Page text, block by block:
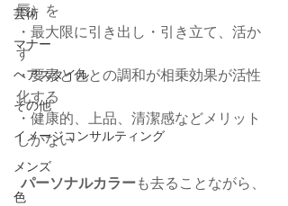
芸術
マナー
ヘアスタイル
その他
イメージコンサルティング
メンズ
色
唇）を
・最大限に引き出し・引き立て、活か
す
・要素と色との調和が相乗効果が活性
化する
・健康的、上品、清潔感などメリット
しかない
パーソナルカラーも去ることながら、